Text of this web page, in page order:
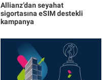
Allianz’dan seyahat
sigortasına eSIM destekli
kampanya